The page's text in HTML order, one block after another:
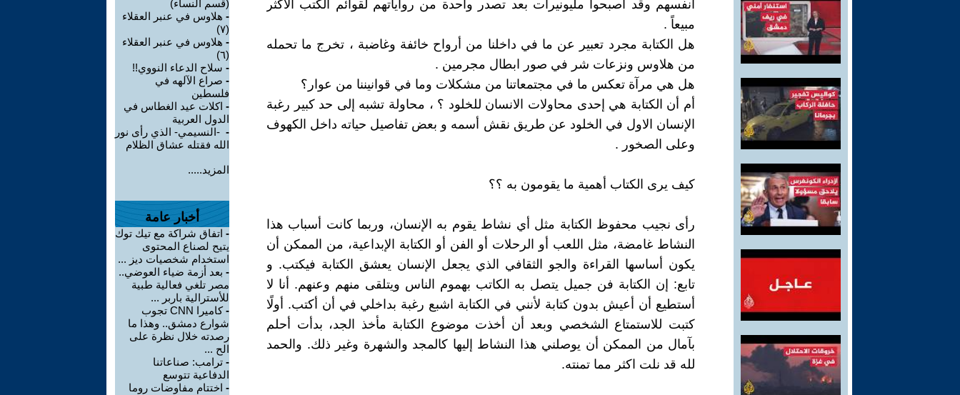
انفسهم وقد أصبحوا مليونيرات بعد تصدر واحدة من رواياتهم لقوائم الكتب الأكثر
مبيعاً .
هل الكتابة مجرد تعبير عن ما في داخلنا من أرواح خائفة وغاضبة ، تخرج ما تحمله
من هلاوس ونزعات شر في صور ابطال مجرمين .
هل هي مرآة تعكس ما في مجتمعاتنا من مشكلات وما في قوانيننا من عوار؟
أم أن الكتابة هي إحدى محاولات الانسان للخلود ؟ ، محاولة تشبه إلى حد كبير رغبة
الإنسان الاول في الخلود عن طريق نقش أسمه و بعض تفاصيل حياته داخل الكهوف
وعلى الصخور .
كيف يرى الكتاب أهمية ما يقومون به ؟؟
رأى نجيب محفوظ الكتابة مثل أي نشاط يقوم به الإنسان، وربما كانت أسباب هذا
النشاط غامضة، مثل اللعب أو الرحلات أو الفن أو الكتابة الإبداعية، من الممكن أن
يكون أساسها القراءة والجو الثقافي الذي يجعل الإنسان يعشق الكتابة فيكتب. و
تابع: إن الكتابة فن جميل يتصل به الكاتب بهموم الناس ويتلقى منهم وعنهم. أنا لا
أستطيع أن أعيش بدون كتابة لأنني في الكتابة اشبع رغبة بداخلي في أن أكتب. أولًا
كتبت للاستمتاع الشخصي وبعد أن أخذت موضوع الكتابة مأخذ الجد، بدأت أحلم
بآمال من الممكن أن يوصلني هذا النشاط إليها كالمجد والشهرة وغير ذلك. والحمد
لله قد نلت اكثر مما تمنته.
(قسم النساء)
- هلاوس في عنبر العقلاء
(٧)
- هلاوس في عنبر العقلاء
(٦)
- سلاح الدعاء النووي!!
- صراع الآلهه في
فلسطين
- اكلات عيد الغطاس في
الدول العربية
- -النسيمي- الذي رأى نور
الله فقتله عشاق الظلام
المزيد.....
أخبار عامة
- اتفاق شراكة مع تيك توك
يتيح لصناع المحتوى
استخدام شخصيات ديز ...
- بعد أزمة ضياء العوضي..
مصر تلغي فعالية طبية
للأسترالية باربر ...
-
كاميرا CNN تجوب
شوارع دمشق.. وهذا ما
رصدته خلال نظرة على
الح ...
- ترامب: صناعاتنا
الدفاعية تتوسع
- اختتام مفاوضات روما